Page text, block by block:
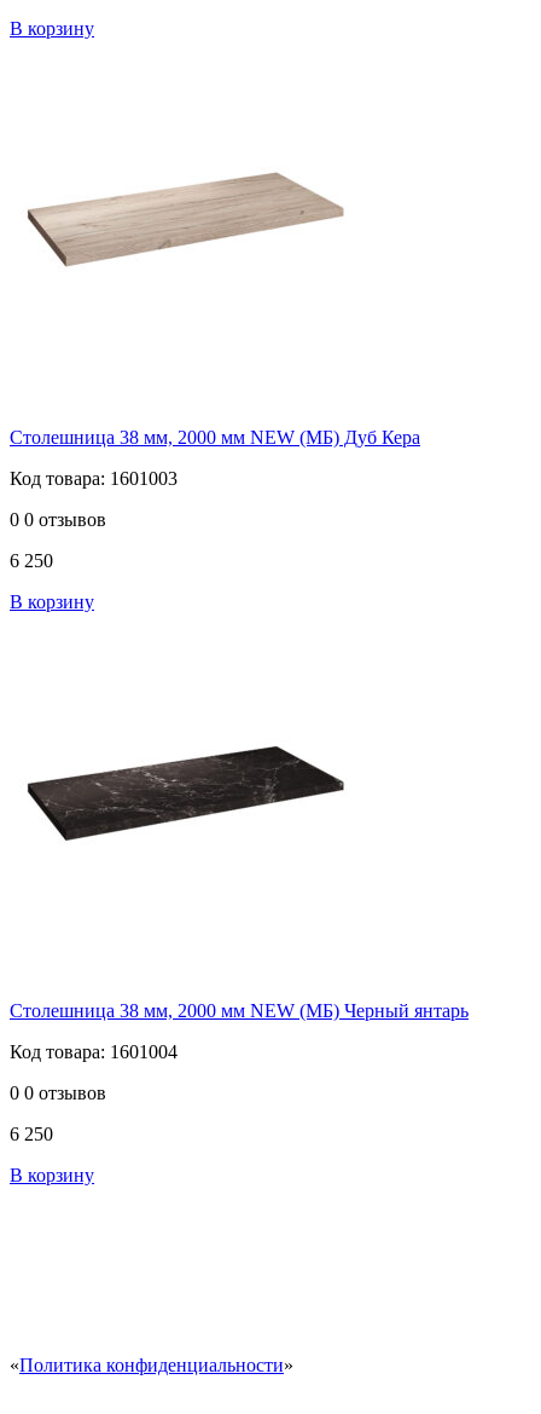
В корзину
Столешница 38 мм, 2000 мм NEW (МБ) Дуб Кера
Код товара: 1601003
0 0 отзывов
6 250
В корзину
Столешница 38 мм, 2000 мм NEW (МБ) Черный янтарь
Код товара: 1601004
0 0 отзывов
6 250
В корзину
«Политика конфиденциальности»